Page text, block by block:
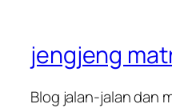
jengjeng
Blog jalan-jalan dan